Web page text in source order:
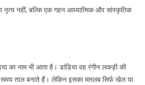
नृत्य नहीं, बल्कि एक गहन आध्यात्मिक और सांस्कृतिक
का नाम भी आता है। डांडिया वह रंगीन लकड़ी की
ताल बनाते हैं। लेकिन इसका मतलब सिर्फ़ खेल या